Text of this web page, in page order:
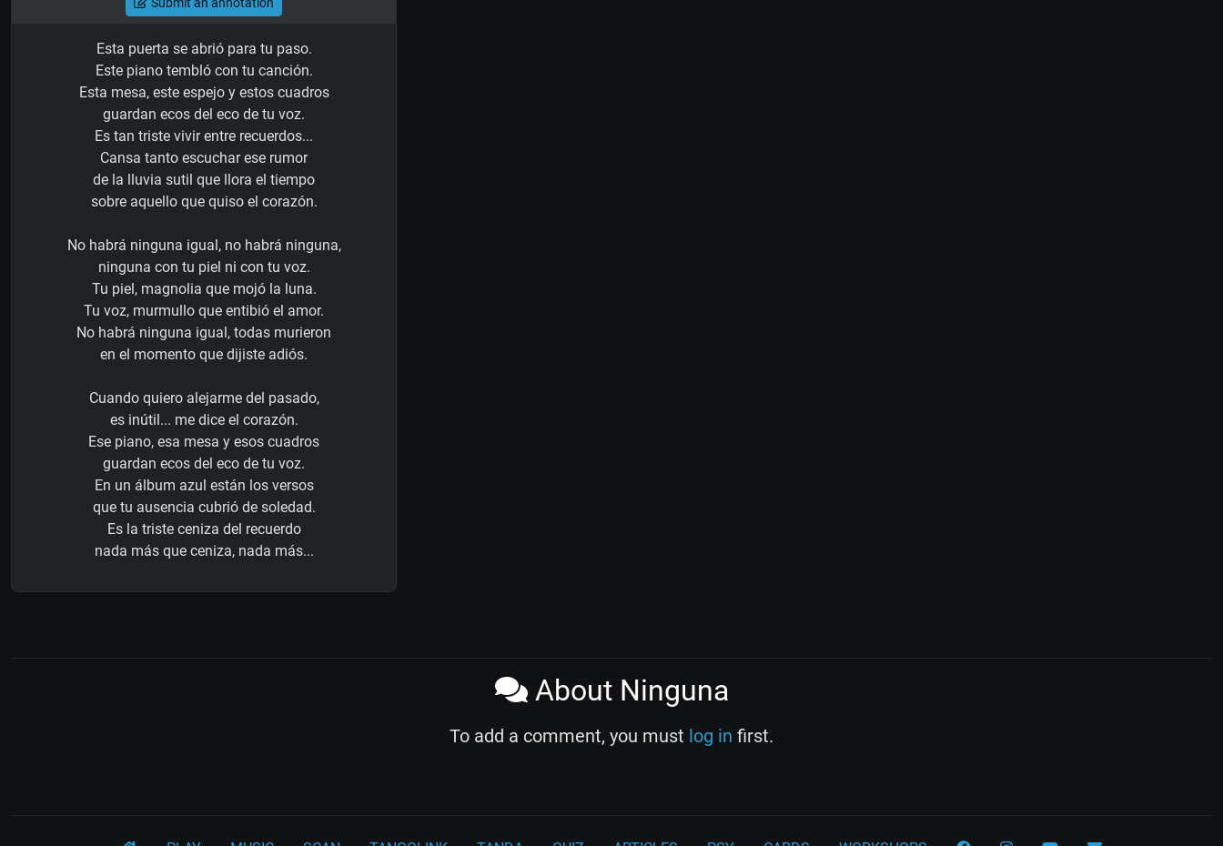
Esta puerta se abrió para tu paso.
Este piano tembló con tu canción.
Esta mesa, este espejo y estos cuadros
guardan ecos del eco de tu voz.
Es tan triste vivir entre recuerdos...
Cansa tanto escuchar ese rumor
de la lluvia sutil que llora el tiempo
sobre aquello que quiso el corazón.
No habrá ninguna igual, no habrá ninguna,
ninguna con tu piel ni con tu voz.
Tu piel, magnolia que mojó la luna.
Tu voz, murmullo que entibió el amor.
No habrá ninguna igual, todas murieron
en el momento que dijiste adiós.
Cuando quiero alejarme del pasado,
es inútil... me dice el corazón.
Ese piano, esa mesa y esos cuadros
guardan ecos del eco de tu voz.
En un álbum azul están los versos
que tu ausencia cubrió de soledad.
Es la triste ceniza del recuerdo
nada más que ceniza, nada más...
About Ninguna
To add a comment, you must log in first.